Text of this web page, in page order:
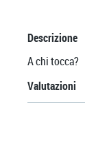
Descrizione
A chi tocca?
Valutazioni